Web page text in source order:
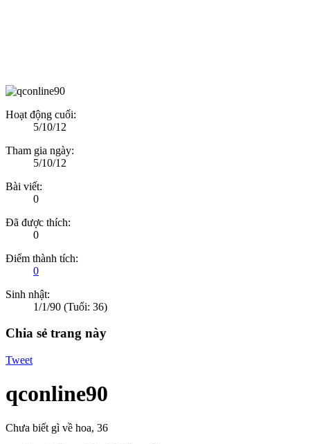
Hoạt động cuối:
5/10/12
Tham gia ngày:
5/10/12
Bài viết:
0
Đã được thích:
0
Điểm thành tích:
0
Sinh nhật:
1/1/90 (Tuổi: 36)
Chia sẻ trang này
Tweet
qconline90
Chưa biết gì về hoa, 36